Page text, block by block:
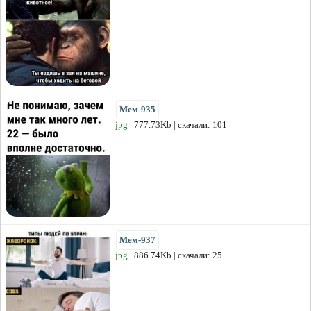
Мем-935
jpg | 777.73Kb | скачали: 101
Мем-937
jpg | 886.74Kb | скачали: 25